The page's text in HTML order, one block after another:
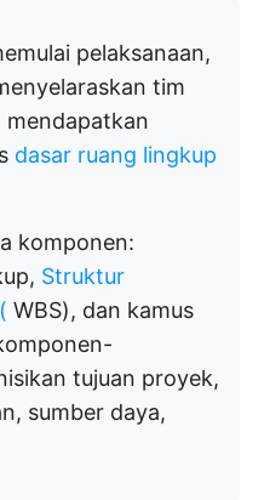
pelaksanaan,
tim
mendapatkan
dasar ruang lingkup
komponen:
Struktur
WBS), dan kamus
tujuan proyek,
sumber daya,